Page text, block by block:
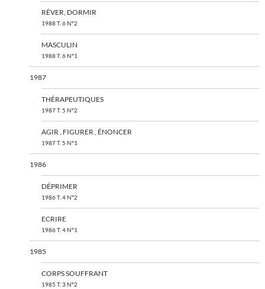
RÊVER, DORMIR
1988 T. 6 N°2
MASCULIN
1988 T. 6 N°1
1987
THÉRAPEUTIQUES
1987 T. 5 N°2
AGIR , FIGURER , ÉNONCER
1987 T. 5 N°1
1986
DÉPRIMER
1986 T. 4 N°2
ECRIRE
1986 T. 4 N°1
1985
CORPS SOUFFRANT
1985 T. 3 N°2